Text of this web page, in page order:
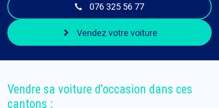
076 325 56 77
Vendez votre voiture
Vendre sa voiture d'occasion dans ces
cantons :